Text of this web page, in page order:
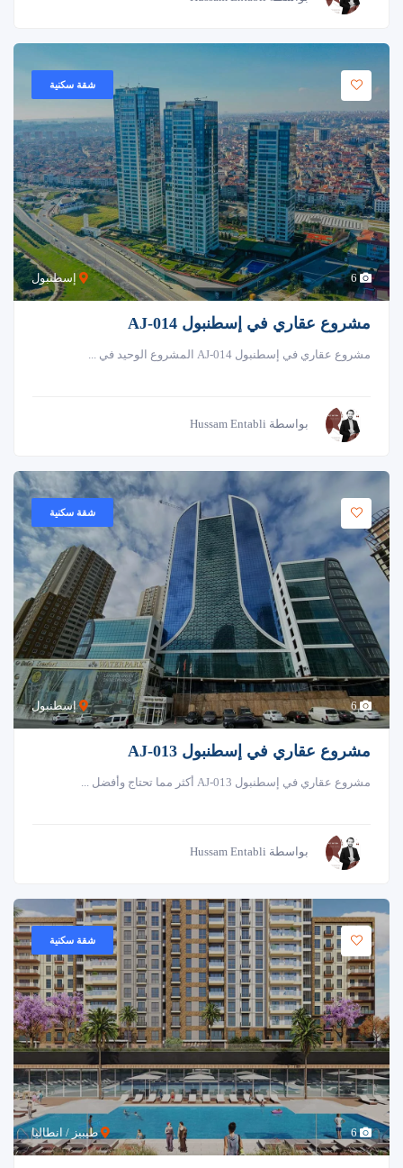
إسطنبول
شقة سكنية
6
مشروع عقاري في إسطنبول AJ-014
مشروع عقاري في إسطنبول AJ-014 المشروع الوحيد في ...
بواسطة Hussam Entabli
إسطنبول
شقة سكنية
6
مشروع عقاري في إسطنبول AJ-013
مشروع عقاري في إسطنبول AJ-013 أكثر مما تحتاج وأفضل ...
بواسطة Hussam Entabli
طيبيز / انطاليا
شقة سكنية
6